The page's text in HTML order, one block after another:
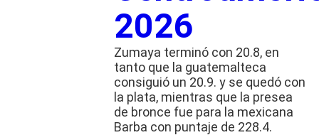
2026
Zumaya terminó con 20.8, en
tanto que la guatemalteca
consiguió un 20.9. y se quedó con
la plata, mientras que la presea
de bronce fue para la mexicana
Barba con puntaje de 228.4.